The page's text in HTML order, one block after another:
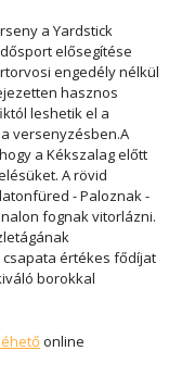
a Yardstick
elősegítése
engedély nélkül
hasznos
leshetik el a
versenyzésben.A
a Kékszalag előtt
A rövid
- Paloznak -
fognak vitorlázni.
értékes fődíjat
borokkal
online